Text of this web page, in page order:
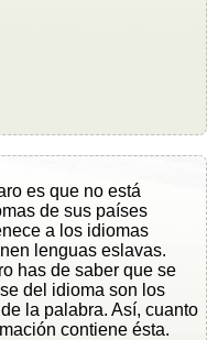
es que no está
de sus países
a los idiomas
lenguas eslavas.
has de saber que se
del idioma son los
la palabra. Así, cuanto
contiene ésta.